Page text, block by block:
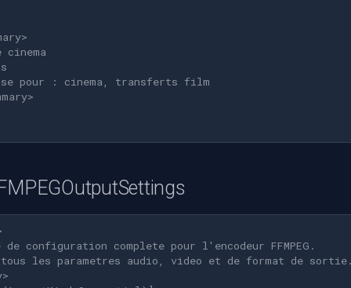
pour : cinema, transferts film
configuration complete pour l'encodeur FFMPEG.
les parametres audio, video et de format de